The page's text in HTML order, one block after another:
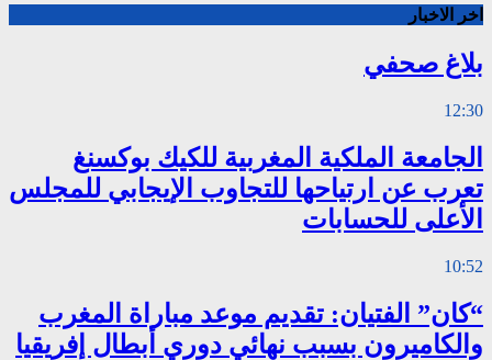
اخر الاخبار
بلاغ صحفي
12:30
الجامعة الملكية المغربية للكيك بوكسنغ
تعرب عن ارتياحها للتجاوب الإيجابي للمجلس
الأعلى للحسابات
10:52
“كان” الفتيان: تقديم موعد مباراة المغرب
والكاميرون بسبب نهائي دوري أبطال إفريقيا